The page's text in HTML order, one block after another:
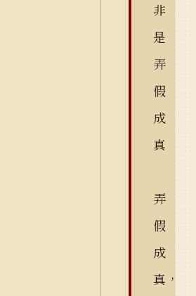
非
是
弄
假
成
真
弄
假
成
真，